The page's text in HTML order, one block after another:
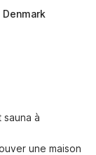
à
une maison